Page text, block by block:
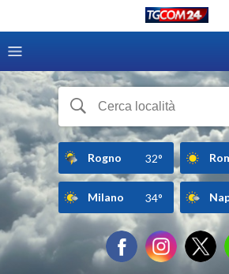
Rogno 32°
Milano 34°